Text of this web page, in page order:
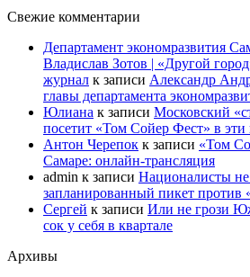
Свежие комментарии
Департамент экономразвития
Владислав Зотов | «Другой
журнал к записи Александр
главы департамента
Юлиана к записи Московский
посетит «Том Сойер Фест» в
Антон Черепок к записи «Том
Самаре: онлайн-трансляция
admin к записи Националисты
запланированный пикет против
Сергей к записи Или не грози
сок у себя в квартале
Архивы